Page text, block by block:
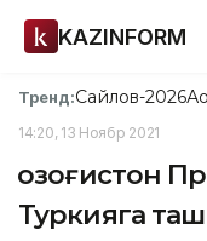
KAZINFORM
Тренд:Сайлов-2026
14:20, 13 Ноябр 2021
Қозоғистон
Туркияга